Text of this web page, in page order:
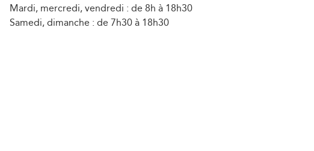
Mardi, mercredi, vendredi : de 8h à 18h30
Samedi, dimanche : de 7h30 à 18h30